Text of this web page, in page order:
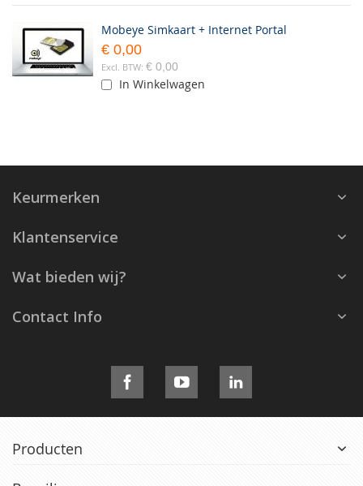
Mobeye Simkaart + Internet Portal
€ 0,00
€ 0,00
In Winkelwagen
Keurmerken
Klantenservice
Wat bieden wij?
Contact Info
Producten